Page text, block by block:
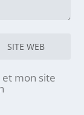
mon site